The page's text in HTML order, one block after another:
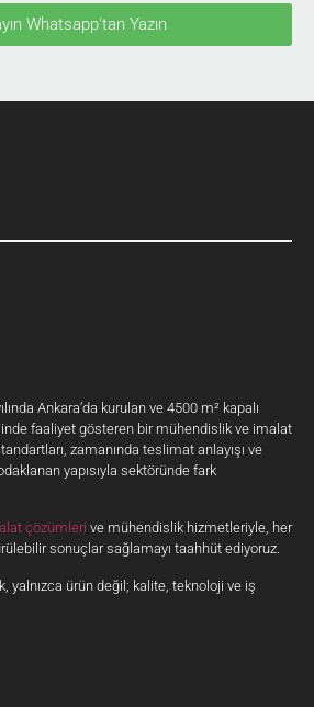
Whatsapp'tan Yazın
Ankara’da kurulan ve 4500 m² kapalı
faaliyet gösteren bir mühendislik ve imalat
zamanında teslimat anlayışı ve
yapısıyla sektöründe fark
çözümleri ve mühendislik hizmetleriyle, her
sonuçlar sağlamayı taahhüt ediyoruz.
yalnızca ürün değil; kalite, teknoloji ve iş